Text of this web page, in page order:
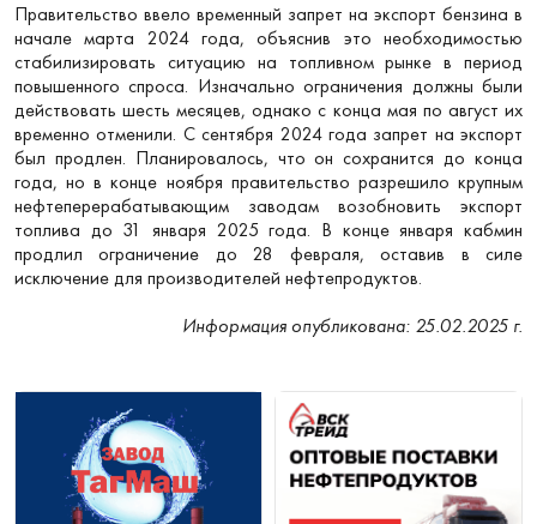
Правительство ввело временный запрет на экспорт бензина в
начале марта 2024 года, объяснив это необходимостью
стабилизировать ситуацию на топливном рынке в период
повышенного спроса. Изначально ограничения должны были
действовать шесть месяцев, однако с конца мая по август их
временно отменили. С сентября 2024 года запрет на экспорт
был продлен. Планировалось, что он сохранится до конца
года, но в конце ноября правительство разрешило крупным
нефтеперерабатывающим заводам возобновить экспорт
топлива до 31 января 2025 года. В конце января кабмин
продлил ограничение до 28 февраля, оставив в силе
исключение для производителей нефтепродуктов.
Информация опубликована: 25.02.2025 г.